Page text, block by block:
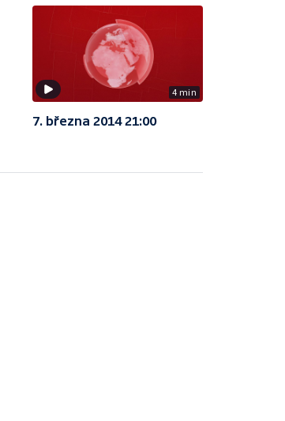
4 min
7. března 2014 21:00